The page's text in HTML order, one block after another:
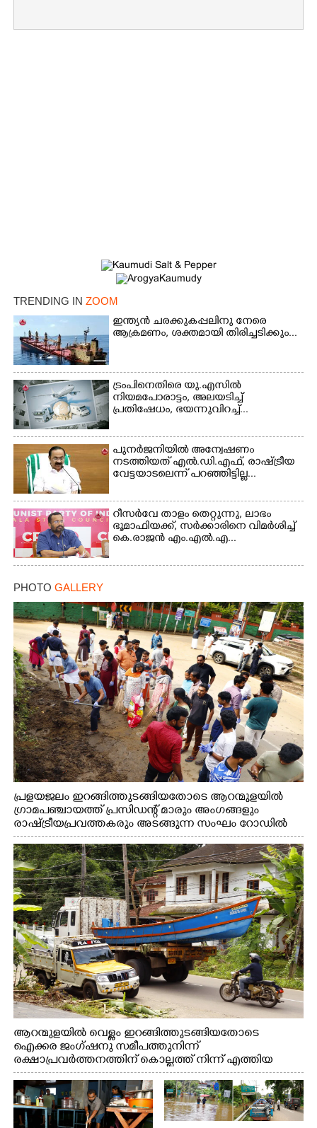
TRENDING IN ZOOM
ഇന്ത്യൻ ചരക്കുകപ്പലിനു നേരെ
ആക്രമണം, ശക്തമായി തിരിച്ചടിക്കും...
ട്രംപിനെതിരെ യു.എസിൽ
നിയമപോരാട്ടം, അലയടിച്ച്
പ്രതിഷേധം, ഭയന്നുവിറച്ച്...
പുനർജനിയിൽ അന്വേഷണം
നടത്തിയത് എൽ.ഡി.എഫ്, രാഷ്ട്രീയ
വേട്ടയാടലെന്ന് പറഞ്ഞിട്ടില്ല...
റീസർവേ താളം തെറ്റുന്നു, ലാഭം
ഭൂമാഫിയക്ക്, സർക്കാരിനെ വിമർശിച്ച്
കെ.രാജൻ എം.എൽ.എ...
PHOTO GALLERY
പ്രളയജലം ഇറങ്ങിത്തുടങ്ങിയതോടെ ആറന്മുളയിൽ
ഗ്രാമപഞ്ചായത്ത് പ്രസിഡന്റ് മാരും അംഗങ്ങളും
രാഷ്ട്രീയപ്രവത്തകരും അടങ്ങുന്ന സംഘം റോഡിൽ
അടിഞ്ഞ് കൂടിയ ചെളിയും മണ്ണും മറ്റ് മാലിന്യങ്ങളും
നീക്കം ചെയ്യുന്നു.
ആറന്മുളയിൽ വെള്ളം ഇറങ്ങിത്തുടങ്ങിയതോടെ
ഐക്കര ജംഗ്ഷനു സമീപത്തുനിന്ന്
രക്ഷാപ്രവർത്തനത്തിന് കൊല്ലത്ത് നിന്ന് എത്തിയ
ബോട്ടുകൾ തിരികെക്കൊണ്ടുപോകുന്നു.
Copy Link